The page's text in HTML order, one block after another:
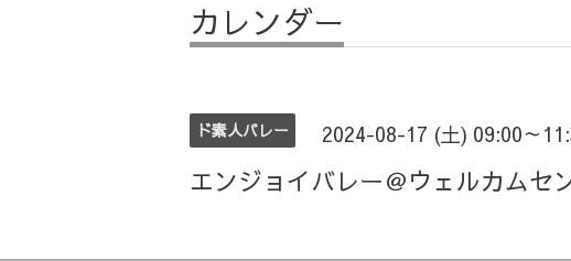
カレンダー
ド素人バレー 2024-08-17 (土) 09:00～
エンジョイバレー＠ウェルカムセ